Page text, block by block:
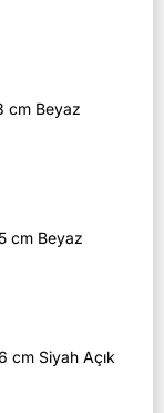
cm Beyaz
cm Beyaz
cm Siyah Açık